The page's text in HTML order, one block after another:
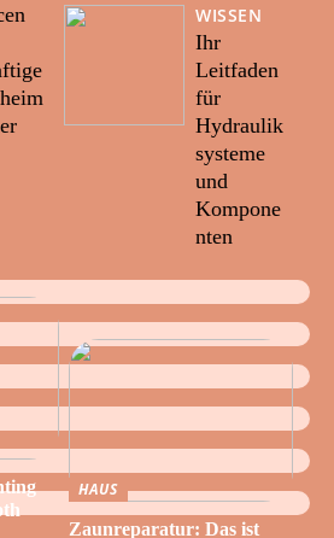
WISSEN
Ihr
Leitfaden
für
Hydraulik
systeme
und
Kompone
nten
HAUS
Zaunreparatur: Das ist